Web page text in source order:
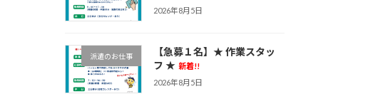
2026年8月5日
派遣のお仕事
【急募１名】★ 作業スタッ
フ ★ 新着!!
2026年8月5日